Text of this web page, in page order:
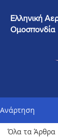
Ελληνική
Ομοσπονδία
Ανάρτηση
Όλα τα Άρθρα